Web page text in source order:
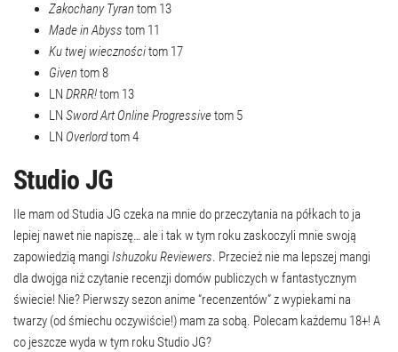
Zakochany Tyran tom 13
Made in Abyss tom 11
Ku twej wiecznościtom 17
Given tom 8
LN DRRR!tom 13
LN Sword Art Online Progressivetom 5
LN Overlordtom 4
Studio JG
Ile mam od Studia JG czeka na mnie do przeczytania na półkach to ja
lepiej nawet nie napiszę… ale i tak w tym roku zaskoczyli mnie swoją
zapowiedzią mangi Ishuzoku Reviewers. Przecież nie ma lepszej mangi
dla dwojga niż czytanie recenzji domów publiczych w fantastycznym
świecie! Nie? Pierwszy sezon anime “recenzentów” z wypiekami na
twarzy (od śmiechu oczywiście!) mam za sobą. Polecam każdemu 18+! A
co jeszcze wyda w tym roku Studio JG?